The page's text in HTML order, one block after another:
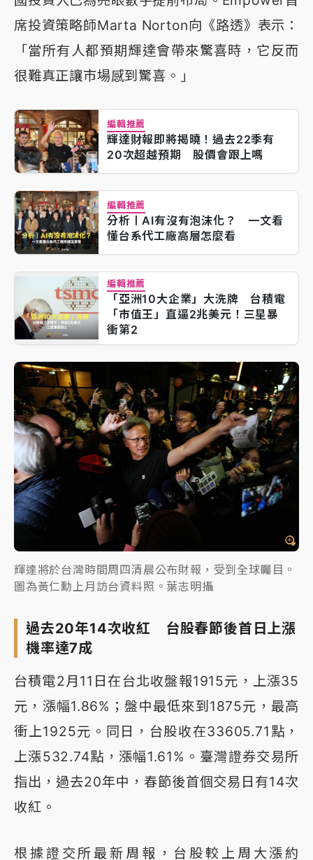
席投資策略師Marta Norton向《路透》表示：
「當所有人都預期輝達會帶來驚喜時，它反而
很難真正讓市場感到驚喜。」
編輯推薦
輝達財報即將揭曉！過去22季有
20次超越預期 股價會跟上嗎
編輯推薦
分析〡AI有沒有泡沫化？ 一文看
懂台系代工廠高層怎麼看
編輯推薦
「亞洲10大企業」大洗牌 台積電
「市值王」直逼2兆美元！三星暴
衝第2
輝達將於台灣時間周四清晨公布財報，受到全球矚目。
圖為黃仁勳上月訪台資料照。葉志明攝
過去20年14次收紅 台股春節後首日上漲
機率達7成
台積電2月11日在台北收盤報1915元，上漲35
元，漲幅1.86%；盤中最低來到1875元，最高
衝上1925元。同日，台股收在33605.71點，
上漲532.74點，漲幅1.61%。臺灣證券交易所
指出，過去20年中，春節後首個交易日有14次
收紅。
根據證交所最新周報，台股較上周大漲約